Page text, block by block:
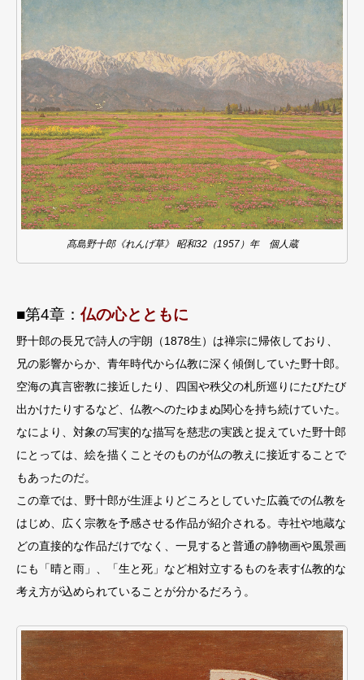
髙島野十郎《れんげ草》 昭和32（1957）年 個人蔵
■第4章：仏の⼼とともに
野⼗郎の⻑兄で詩⼈の宇朗（1878⽣）は禅宗に帰依しており、
兄の影響からか、⻘年時代から仏教に深く傾倒していた野⼗郎。
空海の真⾔密教に接近したり、四国や秩⽗の札所巡りにたびたび
出かけたりするなど、仏教へのたゆまぬ関⼼を持ち続けていた。
なにより、対象の写実的な描写を慈悲の実践と捉えていた野⼗郎
にとっては、絵を描くことそのものが仏の教えに接近することで
もあったのだ。
この章では、野⼗郎が⽣涯よりどころとしていた広義での仏教を
はじめ、広く宗教を予感させる作品が紹介される。寺社や地蔵な
どの直接的な作品だけでなく、⼀⾒すると普通の静物画や⾵景画
にも「晴と⾬」、「⽣と死」など相対⽴するものを表す仏教的な
考え⽅が込められていることが分かるだろう。